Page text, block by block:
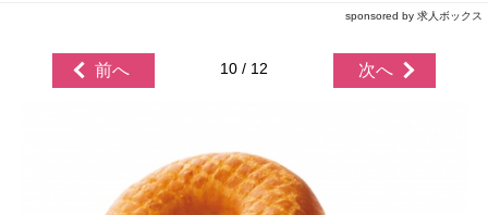
sponsored by 求人ボックス
前へ 10 / 12 次へ